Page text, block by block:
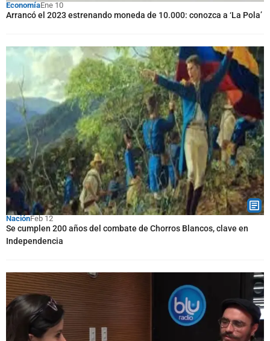
EconomíaEne 10
Arrancó el 2023 estrenando moneda de 10.000: conozca a ‘La Pola’
NaciónFeb 12
Se cumplen 200 años del combate de Chorros Blancos, clave en
Independencia